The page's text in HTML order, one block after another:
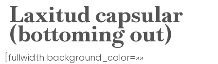
Laxitud capsular
(bottoming out)
[fullwidth background_color=»»